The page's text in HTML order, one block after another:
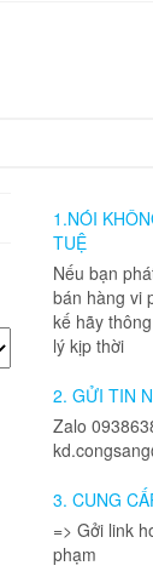
1.NÓI
TUỆ
Nếu bạn
bán hàng vi
kế hãy
lý kịp thời
2. GỬI TIN
Zalo
3. CUNG
=> Gởi link
phạm